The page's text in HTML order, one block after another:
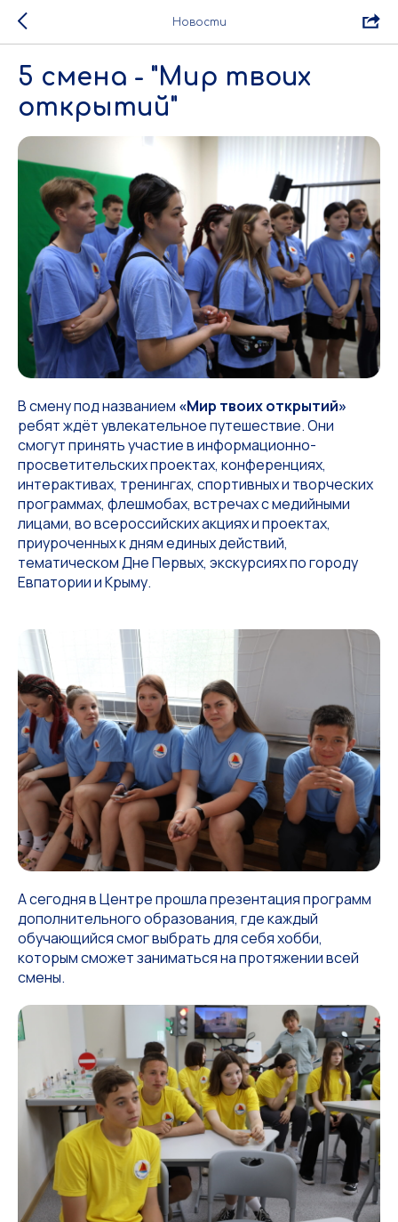
Новости
5 смена - "Мир твоих
открытий"
В смену под названием «Мир твоих открытий»
ребят ждёт увлекательное путешествие. Они
смогут принять участие в информационно-
просветительских проектах, конференциях,
интерактивах, тренингах, спортивных и творческих
программах, флешмобах, встречах с медийными
лицами, во всероссийских акциях и проектах,
приуроченных к дням единых действий,
тематическом Дне Первых, экскурсиях по городу
Евпатории и Крыму.
А сегодня в Центре прошла презентация программ
дополнительного образования, где каждый
обучающийся смог выбрать для себя хобби,
которым сможет заниматься на протяжении всей
смены.